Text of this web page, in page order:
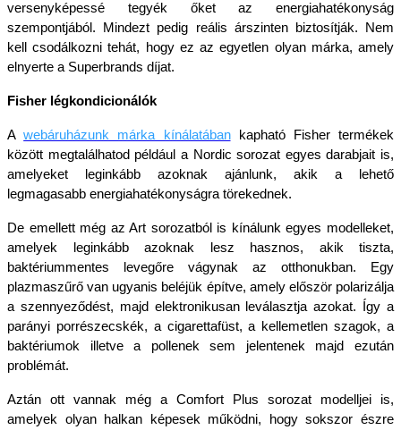
versenyképessé tegyék őket az energiahatékonyság
szempontjából. Mindezt pedig reális árszinten biztosítják. Nem
kell csodálkozni tehát, hogy ez az egyetlen olyan márka, amely
elnyerte a Superbrands díjat.
Fisher légkondicionálók
A webáruházunk márka kínálatában
kapható Fisher termékek
között megtalálhatod például a Nordic sorozat egyes darabjait is,
amelyeket leginkább azoknak ajánlunk, akik a lehető
legmagasabb energiahatékonyságra törekednek.
De emellett még az Art sorozatból is kínálunk egyes modelleket,
amelyek leginkább azoknak lesz hasznos, akik tiszta,
baktériummentes levegőre vágynak az otthonukban. Egy
plazmaszűrő van ugyanis beléjük építve, amely először polarizálja
a szennyeződést, majd elektronikusan leválasztja azokat. Így a
parányi porrészecskék, a cigarettafüst, a kellemetlen szagok, a
baktériumok illetve a pollenek sem jelentenek majd ezután
problémát.
Aztán ott vannak még a Comfort Plus sorozat modelljei is,
amelyek olyan halkan képesek működni, hogy sokszor észre